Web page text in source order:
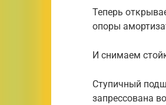
Теперь
опоры
И снимаем
Ступичный
запрессована